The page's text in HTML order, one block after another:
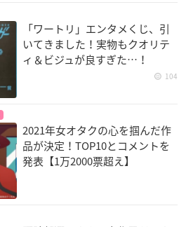
「ワートリ」エンタメくじ、引
いてきました！実物もクオリテ
ィ＆ビジュが良すぎた…！
104
2021年女オタクの心を掴んだ作
品が決定！TOP10とコメントを
発表【1万2000票超え】